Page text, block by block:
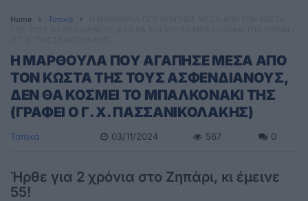
Home Τοπικά
Η ΜΑΡΘΟΥΛΑ ΠΟΥ ΑΓΑΠΗΣΕ ΜΕΣΑ ΑΠΟ
ΤΟΝ ΚΩΣΤΑ ΤΗΣ ΤΟΥΣ ΑΣΦΕΝΔΙΑΝΟΥΣ,
ΔΕΝ ΘΑ ΚΟΣΜΕΙ ΤΟ ΜΠΑΛΚΟΝΑΚΙ ΤΗΣ
(ΓΡΑΦΕΙ Ο Γ. Χ. ΠΑΣΣΑΝΙΚΟΛΑΚΗΣ)
Τοπικά 03/11/2024 567 0
Ήρθε για 2 χρόνια στο Ζηπάρι, κι έμεινε
55!